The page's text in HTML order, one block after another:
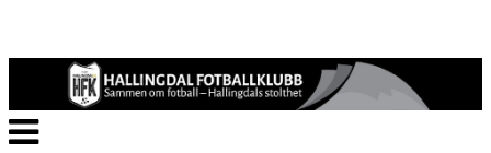
Veksle
navigasjon